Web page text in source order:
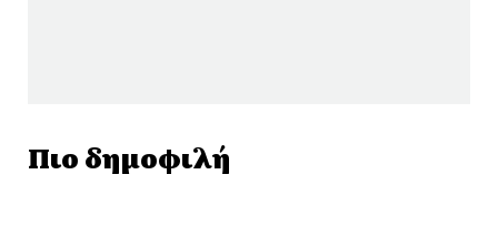
Πιο δημοφιλή